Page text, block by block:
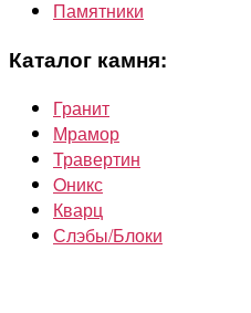
Памятники
Каталог камня:
Гранит
Мрамор
Травертин
Oникс
Кварц
Слэбы/Блоки